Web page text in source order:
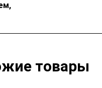
товары